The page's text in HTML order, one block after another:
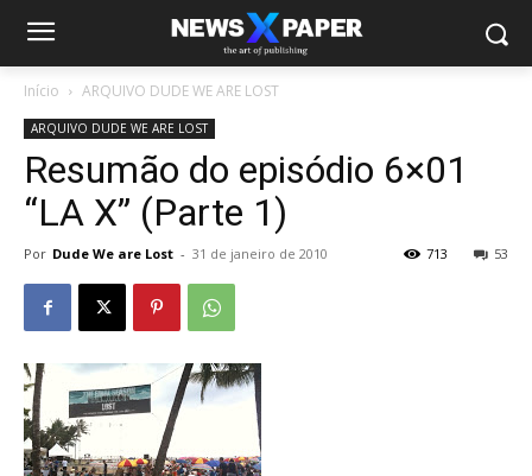
Início ARQUIVO DUDE WE ARE LOST
ARQUIVO DUDE WE ARE LOST
Resumão do episódio 6×01
“LA X” (Parte 1)
Por Dude We are Lost - 31 de janeiro de 2010 53
713